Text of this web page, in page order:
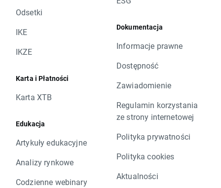
Odsetki
IKE
IKZE
Karta i Płatności
Karta XTB
Edukacja
Artykuły edukacyjne
Analizy rynkowe
Codzienne webinary
Dokumentacja
Informacje prawne
Dostępność
Zawiadomienie
Regulamin korzystania
ze strony internetowej
Polityka prywatności
Polityka cookies
Aktualności